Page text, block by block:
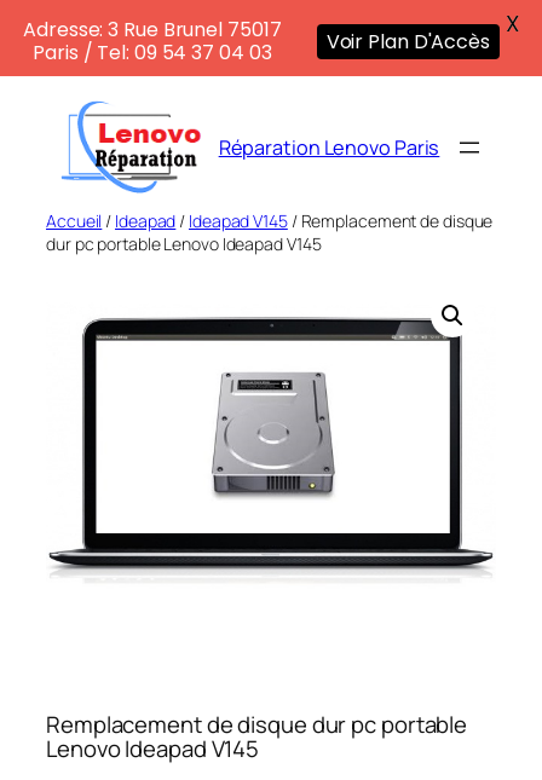
contenu
Réparation Lenovo Paris
Accueil / Ideapad / Ideapad V145/ Remplacement de disque
dur pc portable Lenovo Ideapad V145
Remplacement de disque dur pc portable
Lenovo Ideapad V145
Adresse: 3 Rue Brunel 75017
Paris / Tel: 09 54 37 04 03
Voir Plan D'Accès
X